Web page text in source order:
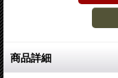
商品詳細